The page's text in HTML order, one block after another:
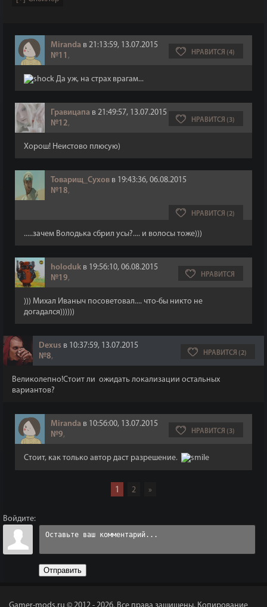
Miranda в 21:13:59, 13.07.2015
№11 , НРАВИТСЯ (4)
Да уж, на страх врагам...
Гравицапа в 21:49:57, 13.07.2015
№12, НРАВИТСЯ (3)
Хорош! Неистово плюсую)
Товарищ_Сухов в 19:43:36, 06.08.2015
№18,
НРАВИТСЯ (2)
.....зачем Володька сбрил усы?.... и волосы тоже)))
holoduk в 19:56:10, 06.08.2015
№19, НРАВИТСЯ
))) Михал Иваныч посоветовал.... что-бы никто не
догадался))))))
Dexus в 10:37:59, 13.07.2015
№8, НРАВИТСЯ (2)
Великолепно!Стоит ли ожидать локализации остальных
вариантов?
Miranda в 10:56:00, 13.07.2015
№9, НРАВИТСЯ (3)
Стоит, как только автор даст разрешение.
1 2 »
Войдите:
Отправить